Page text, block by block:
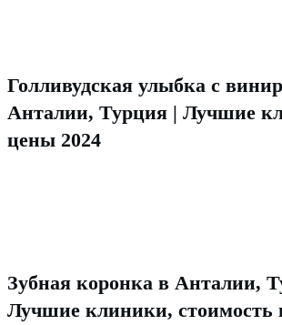
Голливудская улыбка с
Анталии, Турция | Лучшие
цены 2024
Зубная коронка в Анталии,
Лучшие клиники, стоимость